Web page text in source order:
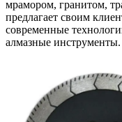
мрамором, гранитом,
предлагает своим
современные
алмазные инструменты.